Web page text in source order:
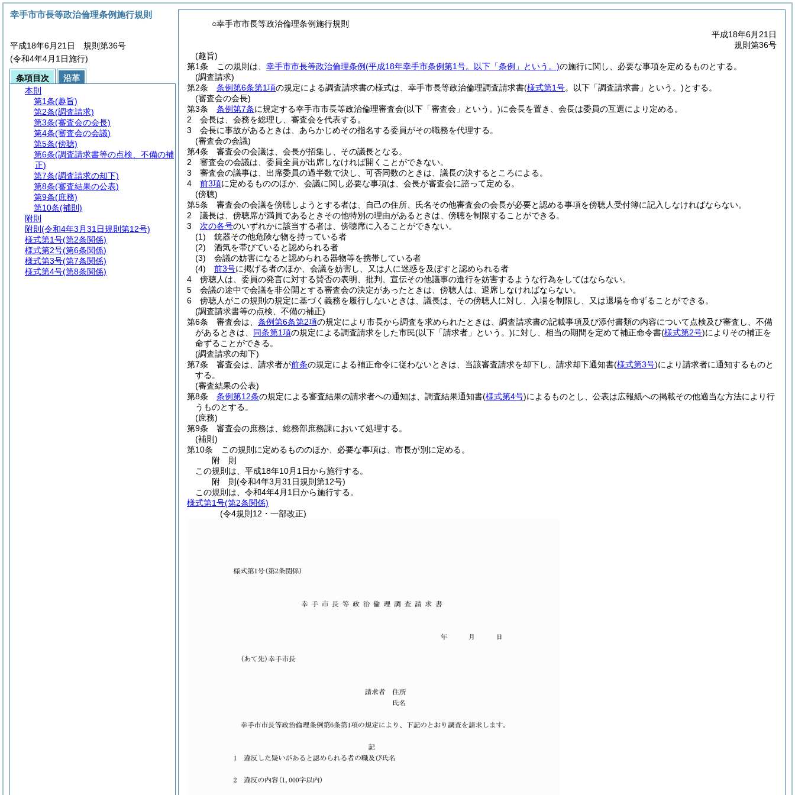
○幸手市市長等政治倫理条例施行規則
平成18年6月21日
規則第36号
(趣旨)
第1条
この規則は、 幸手市市長等政治倫理条例(平成18年幸手市条例第1号。以下「条例」という。)の施行に関し、必要な事項を定めるものとする。
(調査請求)
第2条
条例第6条第1項の規定による調査請求書の様式は、幸手市長等政治倫理調査請求書(様式第1号。以下「調査請求書」という。)とする。
(審査会の会長)
第3条
条例第7条に規定する幸手市市長等政治倫理審査会(以下「審査会」という。)に会長を置き、会長は委員の互選により定める。
2
会長は、会務を総理し、審査会を代表する。
3
会長に事故があるときは、あらかじめその指名する委員がその職務を代理する。
(審査会の会議)
第4条
審査会の会議は、会長が招集し、その議長となる。
2
審査会の会議は、委員全員が出席しなければ開くことができない。
3
審査会の議事は、出席委員の過半数で決し、可否同数のときは、議長の決するところによる。
4
前3項に定めるもののほか、会議に関し必要な事項は、会長が審査会に諮って定める。
(傍聴)
第5条
審査会の会議を傍聴しようとする者は、自己の住所、氏名その他審査会の会長が必要と認める事項を傍聴人受付簿に記入しなければならない。
2
議長は、傍聴席が満員であるときその他特別の理由があるときは、傍聴を制限することができる。
3
次の各号のいずれかに該当する者は、傍聴席に入ることができない。
(1)
銃器その他危険な物を持っている者
(2)
酒気を帯びていると認められる者
(3)
会議の妨害になると認められる器物等を携帯している者
(4)
前3号に掲げる者のほか、会議を妨害し、又は人に迷惑を及ぼすと認められる者
4
傍聴人は、委員の発言に対する賛否の表明、批判、宣伝その他議事の進行を妨害するような行為をしてはならない。
5
会議の途中で会議を非公開とする審査会の決定があったときは、傍聴人は、退席しなければならない。
6
傍聴人がこの規則の規定に基づく義務を履行しないときは、議長は、その傍聴人に対し、入場を制限し、又は退場を命ずることができる。
(調査請求書等の点検、不備の補正)
第6条
審査会は、 条例第6条第2項の規定により市長から調査を求められたときは、調査請求書の記載事項及び添付書類の内容について点検及び審査し、不備
があるときは、 同条第1項の規定による調査請求をした市民(以下「請求者」という。)に対し、相当の期間を定めて補正命令書(様式第2号)によりその補正を
命ずることができる。
(調査請求の却下)
第7条
審査会は、請求者が前条の規定による補正命令に従わないときは、当該審査請求を却下し、請求却下通知書(様式第3号)により請求者に通知するものと
する。
(審査結果の公表)
第8条
条例第12条の規定による審査結果の請求者への通知は、調査結果通知書(様式第4号)によるものとし、公表は広報紙への掲載その他適当な方法により行
うものとする。
(庶務)
第9条
審査会の庶務は、総務部庶務課において処理する。
(補則)
第10条
この規則に定めるもののほか、必要な事項は、市長が別に定める。
附 則
この規則は、平成18年10月1日から施行する。
附 則(令和4年3月31日規則第12号)
この規則は、令和4年4月1日から施行する。
様式第1号(第2条関係)
(令4規則12・一部改正)
幸手市市長等政治倫理条例施行規則
平成18年6月21日 規則第36号
(令和4年4月1日施行)
条項目次
沿革
本則
第1条(趣旨)
第2条(調査請求)
第3条(審査会の会長)
第4条(審査会の会議)
第5条(傍聴)
第6条(調査請求書等の点検、不備の補
正)
第7条(調査請求の却下)
第8条(審査結果の公表)
第9条(庶務)
第10条(補則)
附則
附則 (令和4年3月31日規則第12号)
様式第1号(第2条関係)
様式第2号(第6条関係)
様式第3号(第7条関係)
様式第4号(第8条関係)